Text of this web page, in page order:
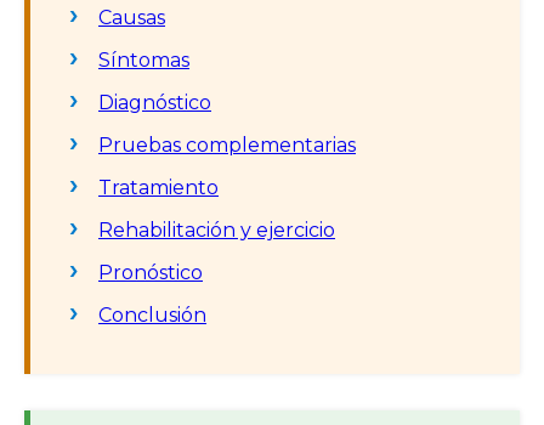
Causas
Síntomas
Diagnóstico
Pruebas complementarias
Tratamiento
Rehabilitación y ejercicio
Pronóstico
Conclusión